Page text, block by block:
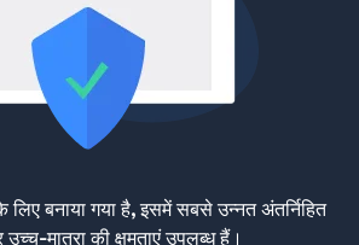
बनाया गया है, इसमें सबसे उन्नत अंतर्निहित
उच्च-मात्रा की क्षमताएं उपलब्ध हैं।